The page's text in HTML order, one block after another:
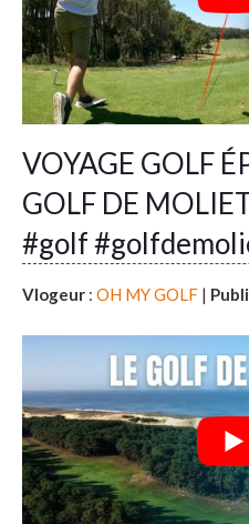
VOYAGE GOLF
GOLF DE
#golf
Vlogeur : OH MY GOLF |